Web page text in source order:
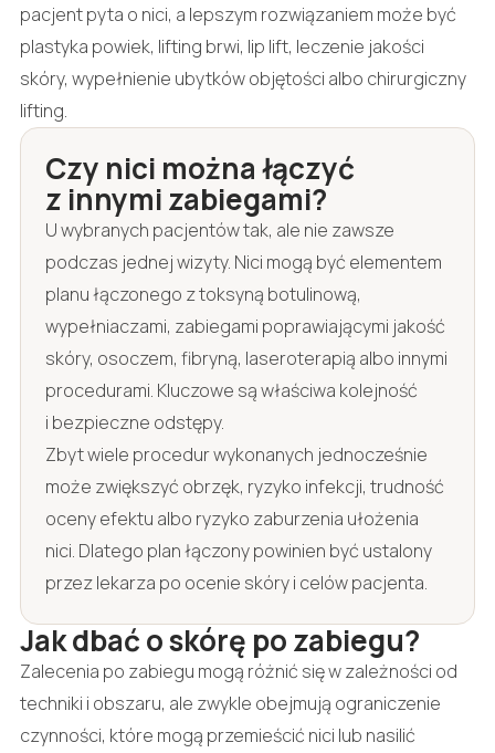
pacjent pyta o nici, a lepszym rozwiązaniem może być
plastyka powiek, lifting brwi, lip lift, leczenie jakości
skóry, wypełnienie ubytków objętości albo chirurgiczny
lifting.
Czy nici można łączyć
z innymi zabiegami?
U wybranych pacjentów tak, ale nie zawsze
podczas jednej wizyty. Nici mogą być elementem
planu łączonego z toksyną botulinową,
wypełniaczami, zabiegami poprawiającymi jakość
skóry, osoczem, fibryną, laseroterapią albo innymi
procedurami. Kluczowe są właściwa kolejność
i bezpieczne odstępy.
Zbyt wiele procedur wykonanych jednocześnie
może zwiększyć obrzęk, ryzyko infekcji, trudność
oceny efektu albo ryzyko zaburzenia ułożenia
nici. Dlatego plan łączony powinien być ustalony
przez lekarza po ocenie skóry i celów pacjenta.
Jak dbać o skórę po zabiegu?
Zalecenia po zabiegu mogą różnić się w zależności od
techniki i obszaru, ale zwykle obejmują ograniczenie
czynności, które mogą przemieścić nici lub nasilić